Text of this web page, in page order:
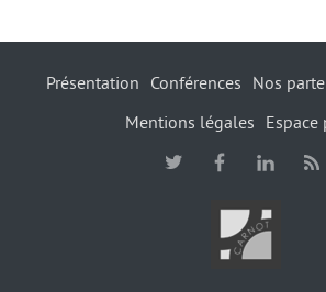
Présentation Conférences Nos
Mentions légales
Espace